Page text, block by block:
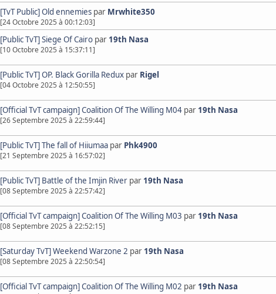
[TvT Public] Old ennemies par Mrwhite350
[24 Octobre 2025 à 00:12:03]
[Public TvT] Siege Of Cairo par 19th Nasa
[10 Octobre 2025 à 15:37:11]
[Public TvT] OP. Black Gorilla Redux par Rigel
[04 Octobre 2025 à 12:50:55]
[Official TvT campaign] Coalition Of The Willing M04 par 19th Nasa
[26 Septembre 2025 à 22:59:44]
[Public TvT] The fall of Hiiumaa par Phk4900
[21 Septembre 2025 à 16:57:02]
[Public TvT] Battle of the Imjin River par 19th Nasa
[08 Septembre 2025 à 22:57:42]
[Official TvT campaign] Coalition Of The Willing M03 par 19th Nasa
[08 Septembre 2025 à 22:52:15]
[Saturday TvT] Weekend Warzone 2 par 19th Nasa
[08 Septembre 2025 à 22:50:54]
[Official TvT campaign] Coalition Of The Willing M02 par 19th Nasa